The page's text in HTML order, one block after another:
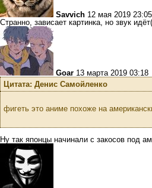
Savvich 12 мая 2019 23:05
Странно, зависает картинка, но звук
Goar 13 марта 2019 03:18
Цитата: Денис Самойленко
фигеть это аниме похоже на
Ну так японцы начинали с закосов под